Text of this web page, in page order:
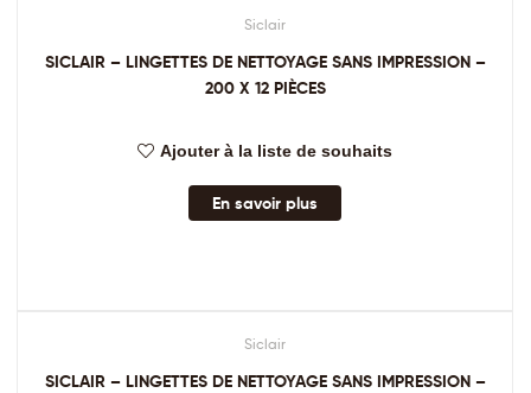
Siclair
SICLAIR – LINGETTES DE NETTOYAGE SANS IMPRESSION –
200 X 12 PIÈCES
Ajouter à la liste de souhaits
En savoir plus
Siclair
SICLAIR – LINGETTES DE NETTOYAGE SANS IMPRESSION –